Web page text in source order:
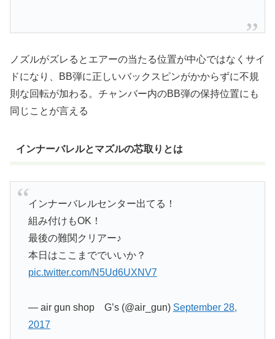
ノズルがズレるとエアーの当たる位置が中心ではなくサイ
ドになり、BB弾に正しいバックスピンがかからずに不規
則な回転が加わる。チャンバー内のBB弾の保持位置にも
同じことが言える
インナーバレルとマズルの芯取りとは
インナーバレルセンター出てる！
組み付けもOK！
最後の難関クリアー♪
本日はここまででいいか？
pic.twitter.com/N5Ud6UXNV7
— air gun shop G’s (@air_gun) September 28,
2017